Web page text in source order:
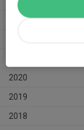
2023
2020
2019
2018